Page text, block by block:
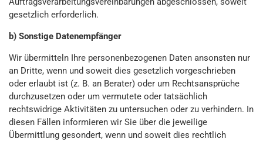
gesetzlich erforderlich.
b​​​​​​​​​​​) Sonstige Datenempfänger
Wir übermitteln Ihre personenbezogenen Daten ansonsten nur
an Dritte, wenn und soweit dies gesetzlich vorgeschrieben
oder erlaubt ist (z. B. an Berater) oder um Rechtsansprüche
durchzusetzen oder um vermutete oder tatsächlich
rechtswidrige Aktivitäten zu untersuchen oder zu verhindern. In
diesen Fällen informieren wir Sie über die jeweilige
Übermittlung gesondert, wenn und soweit dies rechtlich